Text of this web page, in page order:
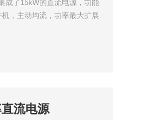
成了15kW的直流电源，功能
，主动均流，功率最大扩展
流电源